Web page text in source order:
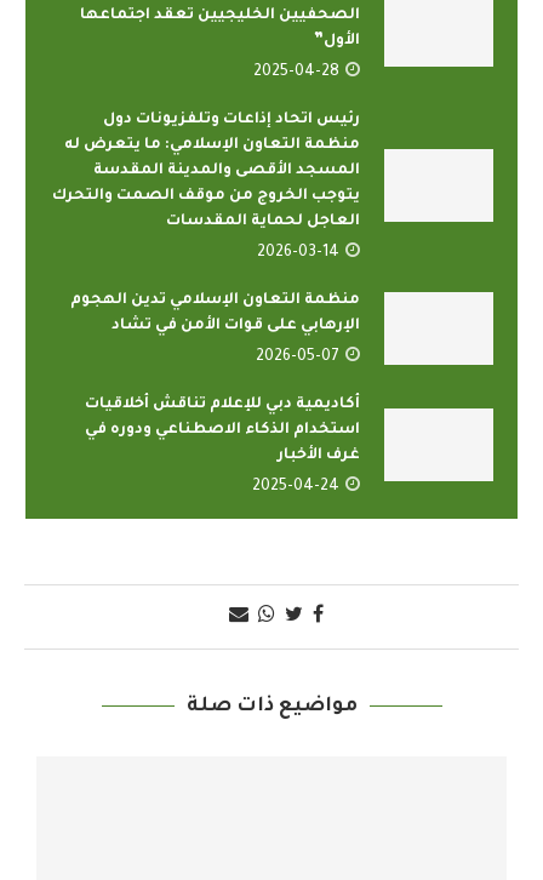
الصحفيين الخليجيين تعقد اجتماعها
الأول”
2025-04-28
رئيس اتحاد إذاعات وتلفزيونات دول
منظمة التعاون الإسلامي: ما يتعرض له
المسجد الأقصى والمدينة المقدسة
يتوجب الخروج من موقف الصمت والتحرك
العاجل لحماية المقدسات
2026-03-14
منظمة التعاون الإسلامي تدين الهجوم
الإرهابي على قوات الأمن في تشاد
2026-05-07
أكاديمية دبي للإعلام تناقش أخلاقيات
استخدام الذكاء الاصطناعي ودوره في
غرف الأخبار
2025-04-24
مواضيع ذات صلة